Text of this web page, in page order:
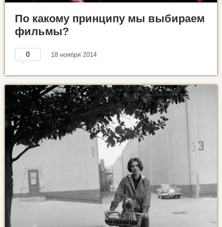
По какому принципу мы выбираем
фильмы?
0 18 ноября 2014